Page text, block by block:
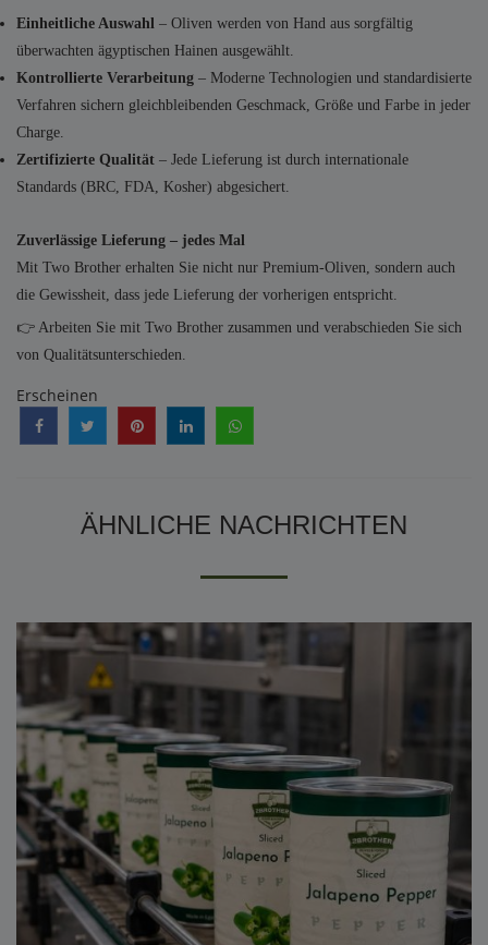
Einheitliche Auswahl – Oliven werden von Hand aus sorgfältig
überwachten ägyptischen Hainen ausgewählt.
Kontrollierte Verarbeitung – Moderne Technologien und standardisierte
Verfahren sichern gleichbleibenden Geschmack, Größe und Farbe in jeder
Charge.
Zertifizierte Qualität – Jede Lieferung ist durch internationale
Standards (BRC, FDA, Kosher) abgesichert.
Zuverlässige Lieferung – jedes Mal
Mit Two Brother erhalten Sie nicht nur Premium-Oliven, sondern auch
die Gewissheit, dass jede Lieferung der vorherigen entspricht.
👉 Arbeiten Sie mit Two Brother zusammen und verabschieden Sie sich
von Qualitätsunterschieden.
Erscheinen
ÄHNLICHE NACHRICHTEN